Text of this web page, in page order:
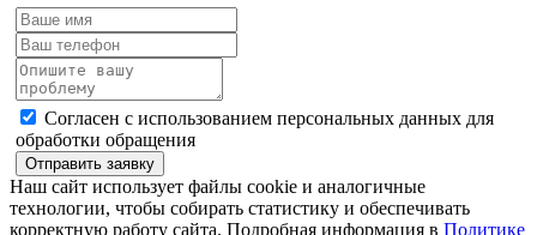
Согласен с использованием персональных данных для
обработки обращения
Отправить заявку
Наш сайт использует файлы cookie и аналогичные
технологии, чтобы собирать статистику и обеспечивать
корректную работу сайта. Подробная информация в Политике